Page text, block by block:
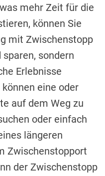
mehr Zeit für die
können Sie
mit Zwischenstopp
sondern
Erlebnisse
eine oder
auf dem Weg zu
oder einfach
längeren
Zwischenstopport
der Zwischenstopp